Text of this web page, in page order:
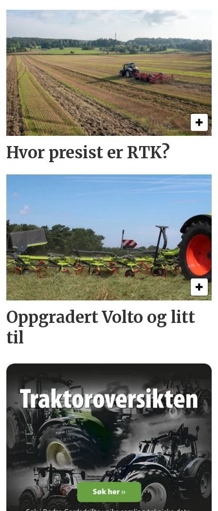
Hvor presist er RTK?
Oppgradert Volto og litt
til